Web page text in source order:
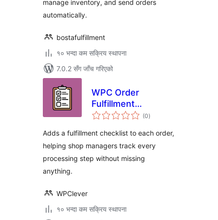
manage inventory, and send orders
automatically.
bostafulfillment
१० भन्दा कम सक्रिय स्थापना
7.0.2 सँग जाँच गरिएको
WPC Order
Fulfillment
Checklist for(0कुल
रेटिङ्गहरू
)
Adds a fulfillment checklist to each order,
helping shop managers track every
processing step without missing
anything.
WPClever
१० भन्दा कम सक्रिय स्थापना